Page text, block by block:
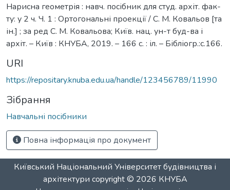
Нарисна геометрія : навч. посібник для студ. архіт. фак-
ту: у 2 ч. Ч. 1 : Ортогональні проекції / С. М. Ковальов [та
ін.] ; за ред С. М. Ковальова; Київ. нац. ун-т буд-ва і
архіт. – Київ : КНУБА, 2019. – 166 с. : іл. – Бібліогр.:с.166.
URI
https://repositary.knuba.edu.ua/handle/123456789/11990
Зібрання
Навчальні посібники
Повна інформація про документ
Київський Національний Університет будівництва і
архітектури copyright © 2026 КНУБА